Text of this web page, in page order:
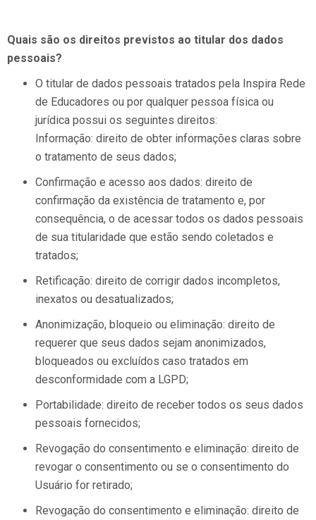
Quais são os direitos previstos ao titular dos dados
pessoais?
O titular de dados pessoais tratados pela Inspira Rede
de Educadores ou por qualquer pessoa física ou
jurídica possui os seguintes direitos:
Informação: direito de obter informações claras sobre
o tratamento de seus dados;
Confirmação e acesso aos dados: direito de
confirmação da existência de tratamento e, por
consequência, o de acessar todos os dados pessoais
de sua titularidade que estão sendo coletados e
tratados;
Retificação: direito de corrigir dados incompletos,
inexatos ou desatualizados;
Anonimização, bloqueio ou eliminação: direito de
requerer que seus dados sejam anonimizados,
bloqueados ou excluídos caso tratados em
desconformidade com a LGPD;
Portabilidade: direito de receber todos os seus dados
pessoais fornecidos;
Revogação do consentimento e eliminação: direito de
revogar o consentimento ou se o consentimento do
Usuário for retirado;
Revogação do consentimento e eliminação: direito de